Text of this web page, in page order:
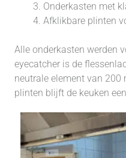
Onderkasten met
Afklikbare plinten
Alle onderkasten werden
eyecatcher is de
neutrale element van
plinten blijft de keuken